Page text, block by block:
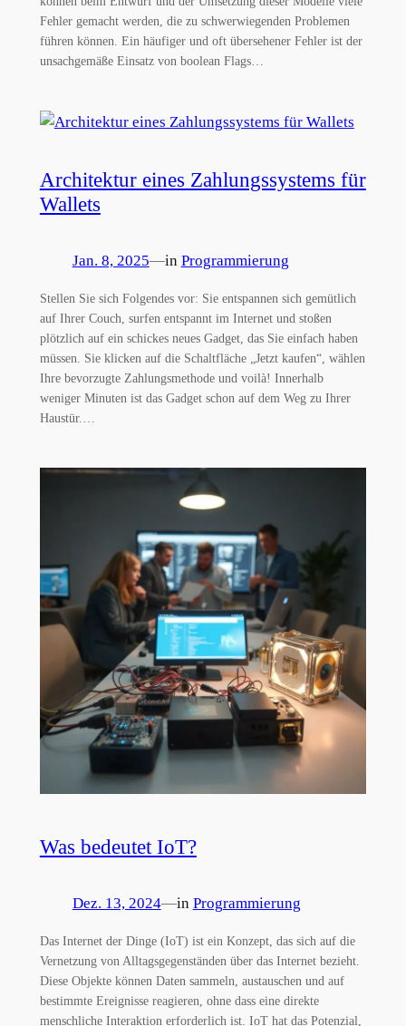
Fehler gemacht werden, die zu schwerwiegenden Problemen
führen können. Ein häufiger und oft übersehener Fehler ist der
unsachgemäße Einsatz von boolean Flags…
Architektur eines Zahlungssystems für
Wallets
Jan. 8, 2025—in Programmierung
Stellen Sie sich Folgendes vor: Sie entspannen sich gemütlich
auf Ihrer Couch, surfen entspannt im Internet und stoßen
plötzlich auf ein schickes neues Gadget, das Sie einfach haben
müssen. Sie klicken auf die Schaltfläche „Jetzt kaufen“, wählen
Ihre bevorzugte Zahlungsmethode und voilà! Innerhalb
weniger Minuten ist das Gadget schon auf dem Weg zu Ihrer
Haustür.…
Was bedeutet IoT?
Dez. 13, 2024—in Programmierung
Das Internet der Dinge (IoT) ist ein Konzept, das sich auf die
Vernetzung von Alltagsgegenständen über das Internet bezieht.
Diese Objekte können Daten sammeln, austauschen und auf
bestimmte Ereignisse reagieren, ohne dass eine direkte
menschliche Interaktion erforderlich ist. IoT hat das Potenzial,